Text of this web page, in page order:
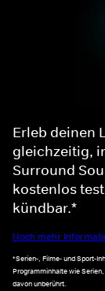
Erleb deinen
gleichzeitig,
Surround
kostenlos
kündbar.*
Noch mehr
*Serien-, Filme- und Sport-
Programminhalte wie
davon unberührt.